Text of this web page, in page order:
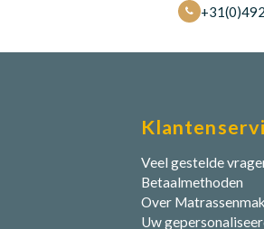
Veel gestelde
Betaalmethoden
Over
Uw